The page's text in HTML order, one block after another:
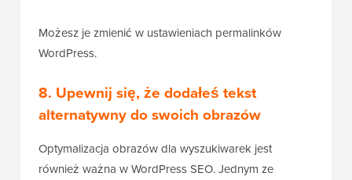
Możesz je zmienić w ustawieniach permalinków
WordPress.
8. Upewnij się, że dodałeś tekst
alternatywny do swoich obrazów
Optymalizacja obrazów dla wyszukiwarek jest
również ważna w WordPress SEO. Jednym ze